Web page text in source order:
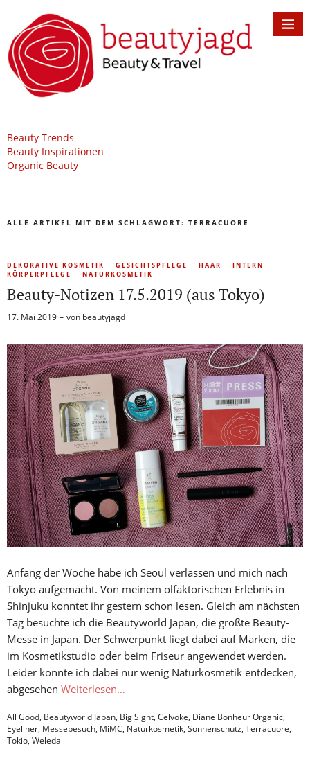
Beauty Trends
Beauty Inspirationen
Organic Beauty
ALLE ARTIKEL MIT DEM SCHLAGWORT: TERRACUORE
DEKORATIVE KOSMETIK GESICHTSPFLEGE HAAR
INTERN
KÖRPERPFLEGE
NATURKOSMETIK
Beauty-Notizen 17.5.2019 (aus Tokyo)
17. Mai 2019 von beautyjagd
Anfang der Woche habe ich Seoul verlassen und mich nach
Tokyo aufgemacht. Von meinem olfaktorischen Erlebnis in
Shinjuku konntet ihr gestern schon lesen. Gleich am nächsten
Tag besuchte ich die Beautyworld Japan, die größte Beauty-
Messe in Japan. Der Schwerpunkt liegt dabei auf Marken, die
im Kosmetikstudio oder beim Friseur angewendet werden.
Leider konnte ich dabei nur wenig Naturkosmetik entdecken,
abgesehen Weiterlesen…
All Good, Beautyworld Japan, Big Sight, Celvoke, Diane Bonheur Organic,
Eyeliner, Messebesuch, MiMC, Naturkosmetik, Sonnenschutz, Terracuore,
Tokio, Weleda